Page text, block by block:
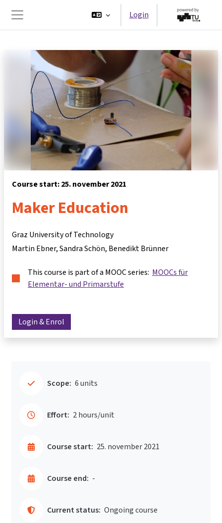
Zijpaneel
Login
Course start: 25. november 2021
Maker Education
Graz University of Technology
Martin Ebner, Sandra Schön, Benedikt Brünner
This course is part of a MOOC series: MOOCs für
Elementar- und Primarstufe
Login & Enrol
Scope: 6 units
Effort: 2 hours/unit
Course start: 25. november 2021
Course end: -
Current status: Ongoing course